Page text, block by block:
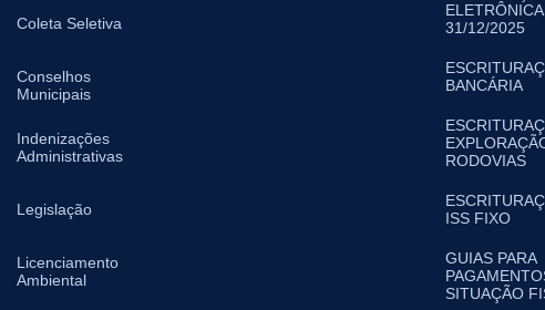
Coleta Seletiva
Conselhos
Municipais
Indenizações
Administrativas
Legislação
Licenciamento
Ambiental
31/12/2025
BANCÁRIA
RODOVIAS
ISS FIXO
GUIAS PARA
SITUAÇÃO